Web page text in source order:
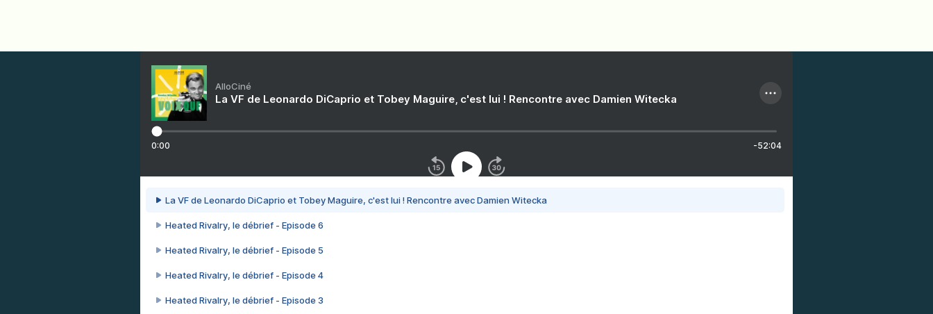
AlloCiné
La VF de Leonardo DiCaprio et Tobey Maguire, c'est lui ! Rencontre avec Damien Witecka
0:00 -52:04
La VF de Leonardo DiCaprio et Tobey Maguire, c'est lui ! Rencontre avec Damien Witecka
Heated Rivalry, le débrief - Episode 6
Heated Rivalry, le débrief - Episode 5
Heated Rivalry, le débrief - Episode 4
Heated Rivalry, le débrief - Episode 3